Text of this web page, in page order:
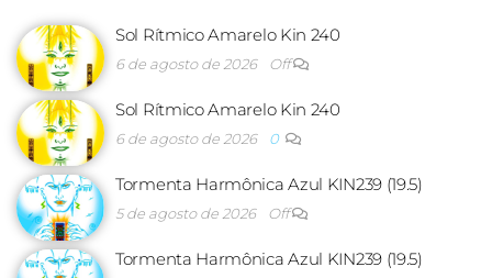
Sol Rítmico Amarelo Kin 240
6 de agosto de 2026 Off
Sol Rítmico Amarelo Kin 240
6 de agosto de 2026 0
Tormenta Harmônica Azul KIN239 (19.5)
5 de agosto de 2026 Off
Tormenta Harmônica Azul KIN239 (19.5)